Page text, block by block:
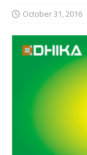
October 31, 2016